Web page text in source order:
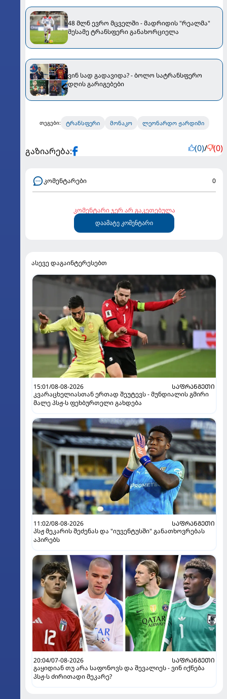
48 მლნ ევრო მცველში - მადრიდის "რეალმა"
მესამე ტრანსფერი განახორციელა
ვინ სად გადავიდა? - ბოლო სატრანსფერო
დღის გარიგებები
თეგები: ტრანსფერი მონაკო ლეონარდო ჟარდიმი
გაზიარება: (0)/ (0)
კომენტარები 0
კომენტარი ჯერ არ გაკეთებულა
დაამატე კომენტარი
ასევე დაგაინტერესებთ
15:01/08-08-2026
ᲡᲐᲤᲠᲐᲜᲒᲔᲗᲘ
კვარაცხელიასთან ერთად შეუტევს - მუნდიალის გმირი
მალე პსჟ-ს ფეხბურთელი გახდება
11:02/08-08-2026
ᲡᲐᲤᲠᲐᲜᲒᲔᲗᲘ
პსჟ მეკარის შეძენას და "იუვენტუსში" განათხოვრებას
აპირებს
20:04/07-08-2026
ᲡᲐᲤᲠᲐᲜᲒᲔᲗᲘ
გაყიდიან თუ არა საფონოვს და შევალიეს - ვინ იქნება
პსჟ-ს ძირითადი მეკარე?